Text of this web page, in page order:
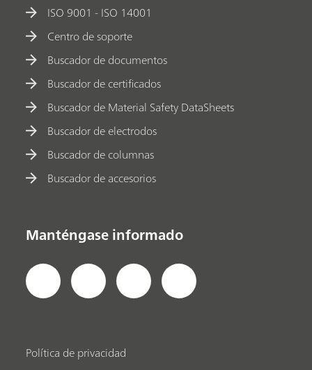
ISO 9001 - ISO 14001
Centro de soporte
Buscador de documentos
Buscador de certificados
Buscador de Material Safety DataSheets
Buscador de electrodos
Buscador de columnas
Buscador de accesorios
Manténgase informado
Política de privacidad